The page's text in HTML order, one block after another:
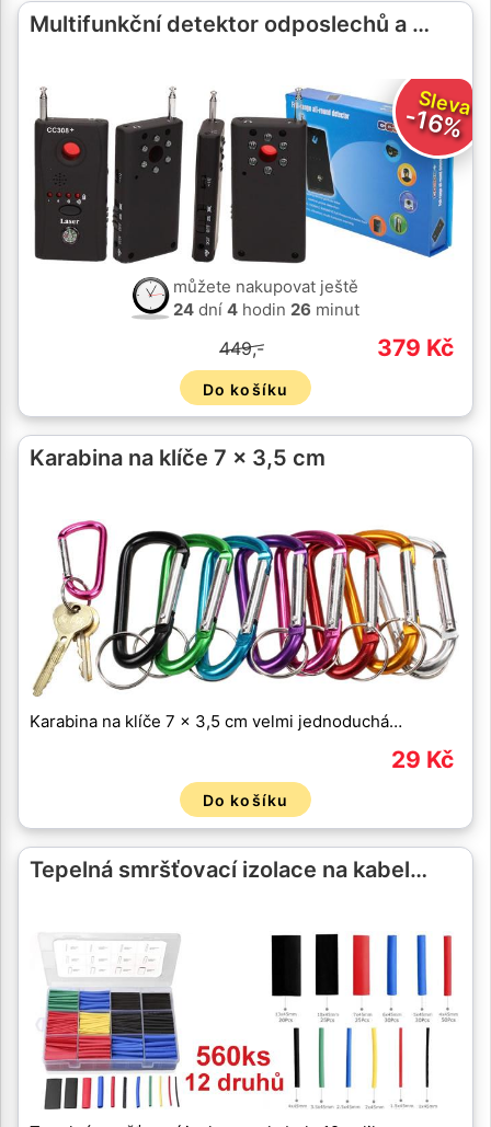
Multifunkční detektor odposlechů a …
Sleva
-16%
můžete nakupovat ještě
24 dní 4 hodin 26 minut
379 Kč
449,-
Do košíku
Karabina na klíče 7 x 3,5 cm
Karabina na klíče 7 x 3,5 cm velmi jednoduchá…
29 Kč
Do košíku
Tepelná smršťovací izolace na kabel…